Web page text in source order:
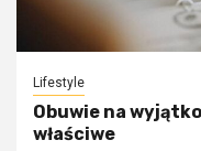
Lifestyle
Obuwie na
właściwe